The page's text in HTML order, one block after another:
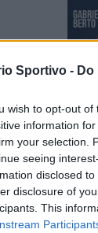
Sportivo -
wish to opt-out
information
your selection.
seeing
disclosed
disclosure of
This
in C:
31
step: